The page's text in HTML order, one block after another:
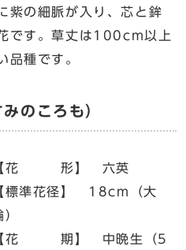
細脈が入り、芯と鉾
です。草丈は100cm以上
品種です。
のころも）
花 形】 六英
標準花径】 18cm（大
）
花 期】 中晩生（5